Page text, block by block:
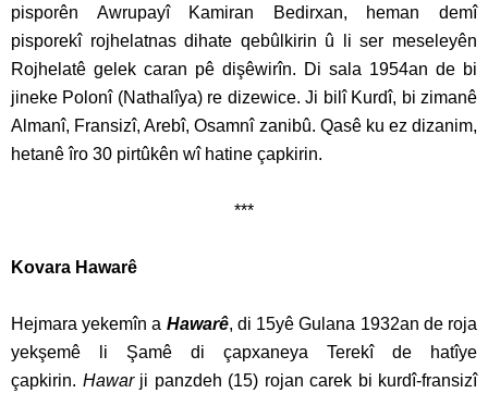
pisporên Awrupayî Kamiran Bedirxan, heman demî
pisporekî rojhelatnas dihate qebûlkirin û li ser meseleyên
Rojhelatê gelek caran pê dişêwirîn. Di sala 1954an de bi
jineke Polonî (Nathalîya) re dizewice. Ji bilî Kurdî, bi zimanê
Almanî, Fransizî, Arebî, Osamnî zanibû. Qasê ku ez dizanim,
hetanê îro 30 pirtûkên wî hatine çapkirin.
***
Kovara Hawarê
Hejmara yekemîn a Hawarê, di 15yê Gulana 1932an de roja
yekşemê li Şamê di çapxaneya Terekî de hatîye
çapkirin. Hawarji panzdeh (15) rojan carek bi kurdî-fransizî